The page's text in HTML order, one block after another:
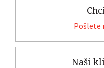
Pošlete
Naši